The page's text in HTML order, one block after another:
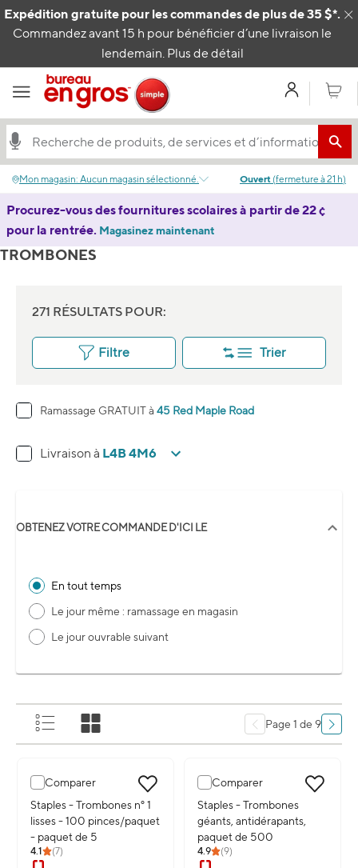
Expédition gratuite pour les commandes de plus de 35 $*.
Commandez avant 15 h pour bénéficier d’une livraison le
lendemain. Plus de détail
MonPanier
Passer au contenu
Mon magasin: Aucun magasin sélectionné. Ouvert (fermeture à21 h)
Procurez-vous des fournitures scolaires à partir de 22 ¢
pour la rentrée. Magasinez maintenant
TROMBONES
271 RÉSULTATS POUR:
Filtre Trier
Ramassage GRATUIT à 45 Red Maple Road
Livraison à L4B 4M6
OBTENEZ VOTRE COMMANDE D'ICI LE
En tout temps
Le jour même : ramassage en magasin
Le jour ouvrable suivant
Page 1 de 9
Comparer
Image du produit: Staples - Trombones n° 1 lisses - 100 pinces/
Staples - Trombones n° 1
lisses - 100 pinces/paquet
- paquet de 5
4.1 (7)
Comparer
Image du produit: Staples -
Staples - Trombones
géants, antidérapants,
paquet de 500
4.9 (9)